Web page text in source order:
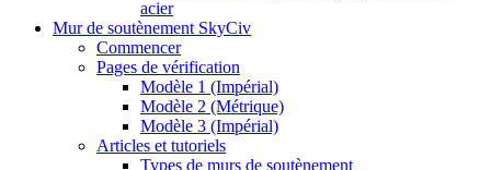
acier
Mur de soutènement SkyCiv
Commencer
Pages de vérification
Modèle 1 (Impérial)
Modèle 2 (Métrique)
Modèle 3 (Impérial)
Articles et tutoriels
Types de murs de soutènement